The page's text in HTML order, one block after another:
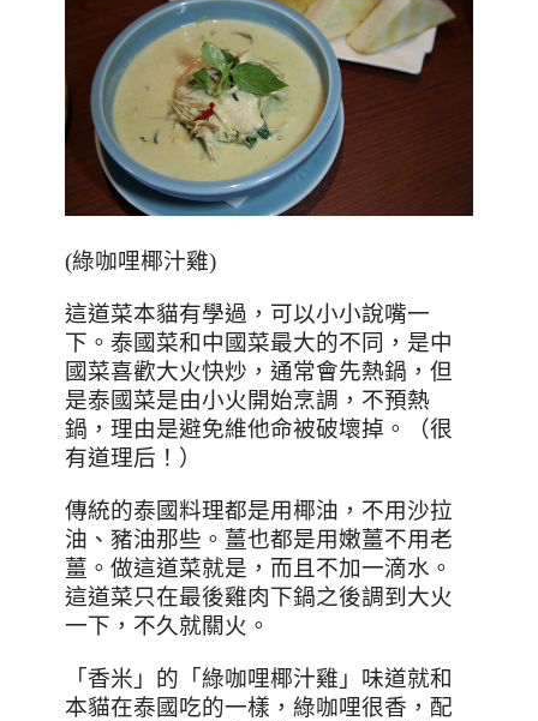
(綠咖哩椰汁雞)
這道菜本貓有學過，可以小小說嘴一
下。泰國菜和中國菜最大的不同，是中
國菜喜歡大火快炒，通常會先熱鍋，但
是泰國菜是由小火開始烹調，不預熱
鍋，理由是避免維他命被破壞掉。（很
有道理后！）
傳統的泰國料理都是用椰油，不用沙拉
油、豬油那些。薑也都是用嫩薑不用老
薑。做這道菜就是，而且不加一滴水。
這道菜只在最後雞肉下鍋之後調到大火
一下，不久就關火。
「香米」的「綠咖哩椰汁雞」味道就和
本貓在泰國吃的一樣，綠咖哩很香，配